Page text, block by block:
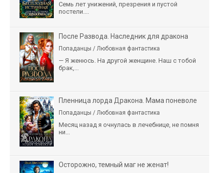
Семь лет унижений, презрения и пустой
постели....
После Развода. Наследник для дракона
Попаданцы / Любовная фантастика
— Я женюсь. На другой женщине. Наш с тобой
брак,...
Пленница лорда Дракона. Мама поневоле
Попаданцы / Любовная фантастика
Месяц назад я очнулась в лечебнице, не помня
ни...
Осторожно, темный маг не женат!